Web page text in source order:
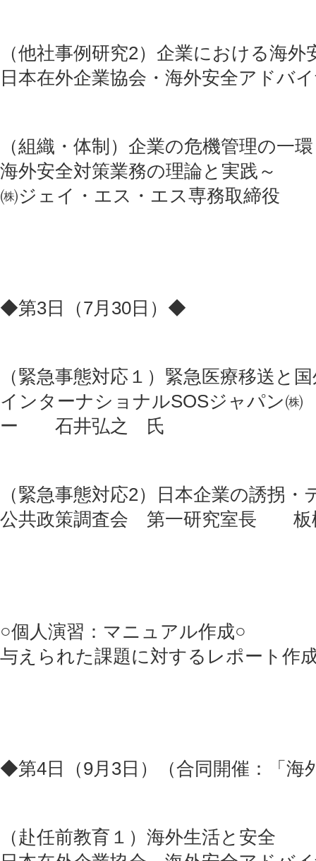
（他社事例研究2）企業における海外
日本在外企業協会・海外安全ア
（組織・体制）企業の危機管理の一
海外安全対策業務の理論と実践～
㈱ジェイ・エス・エス専務取締
◆第3日（7月30日）◆
（緊急事態対応１）緊急医療移送と
インターナショナルSOSジャパン
ー 石井弘之 氏
（緊急事態対応2）日本企業の誘拐・
公共政策調査会 第一研究室長
○個人演習：マニュアル作成○
与えられた課題に対するレポート作
◆第4日（9月3日）（合同開催：「
（赴任前教育１）海外生活と安全